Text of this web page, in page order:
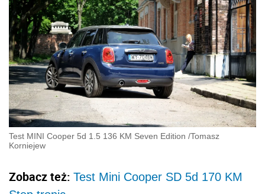
Test MINI Cooper 5d 1.5 136 KM Seven Edition /Tomasz
Korniejew
Zobacz też: Test Mini Cooper SD 5d 170 KM